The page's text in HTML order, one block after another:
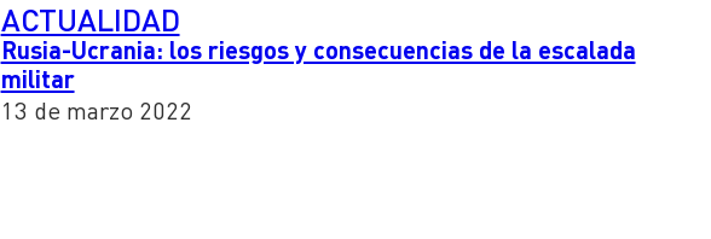
ACTUALIDAD
Rusia-Ucrania: los riesgos y consecuencias de la escalada
militar
13 de marzo 2022